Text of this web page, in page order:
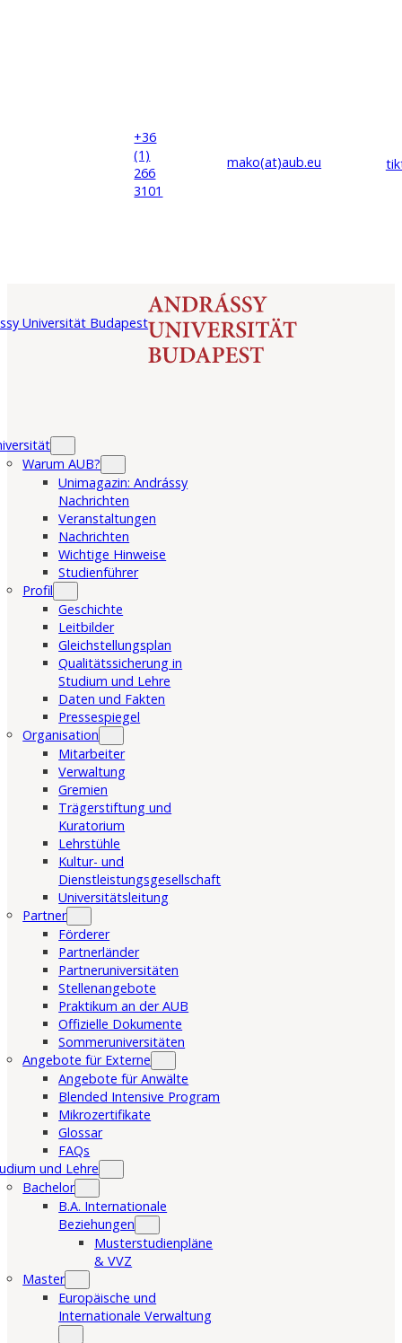
+36
(1)
266
3101
mako(at)aub.eu
Warum AUB?
Unimagazin: Andrássy
Nachrichten
Veranstaltungen
Nachrichten
Wichtige Hinweise
Studienführer
Profil
Geschichte
Leitbilder
Gleichstellungsplan
Qualitätssicherung in
Studium und Lehre
Daten und Fakten
Pressespiegel
Organisation
Mitarbeiter
Verwaltung
Gremien
Trägerstiftung und
Kuratorium
Lehrstühle
Kultur- und
Dienstleistungsgesellschaft
Universitätsleitung
Partner
Förderer
Partnerländer
Partneruniversitäten
Stellenangebote
Praktikum an der AUB
Offizielle Dokumente
Sommeruniversitäten
Angebote für Externe
Angebote für Anwälte
Blended Intensive Program
Mikrozertifikate
Glossar
FAQs
und Lehre
Bachelor
B.A. Internationale
Beziehungen
Musterstudienpläne
& VVZ
Master
Europäische und
Internationale Verwaltung